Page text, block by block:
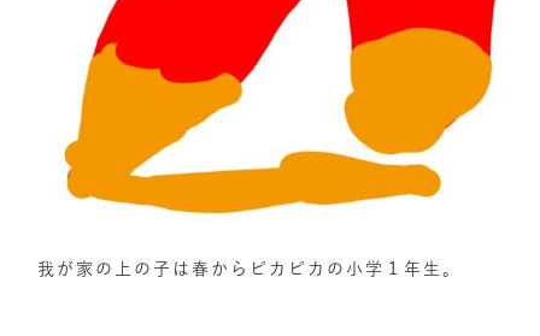
我が家の上の子は春からピカピカの小学１年生。